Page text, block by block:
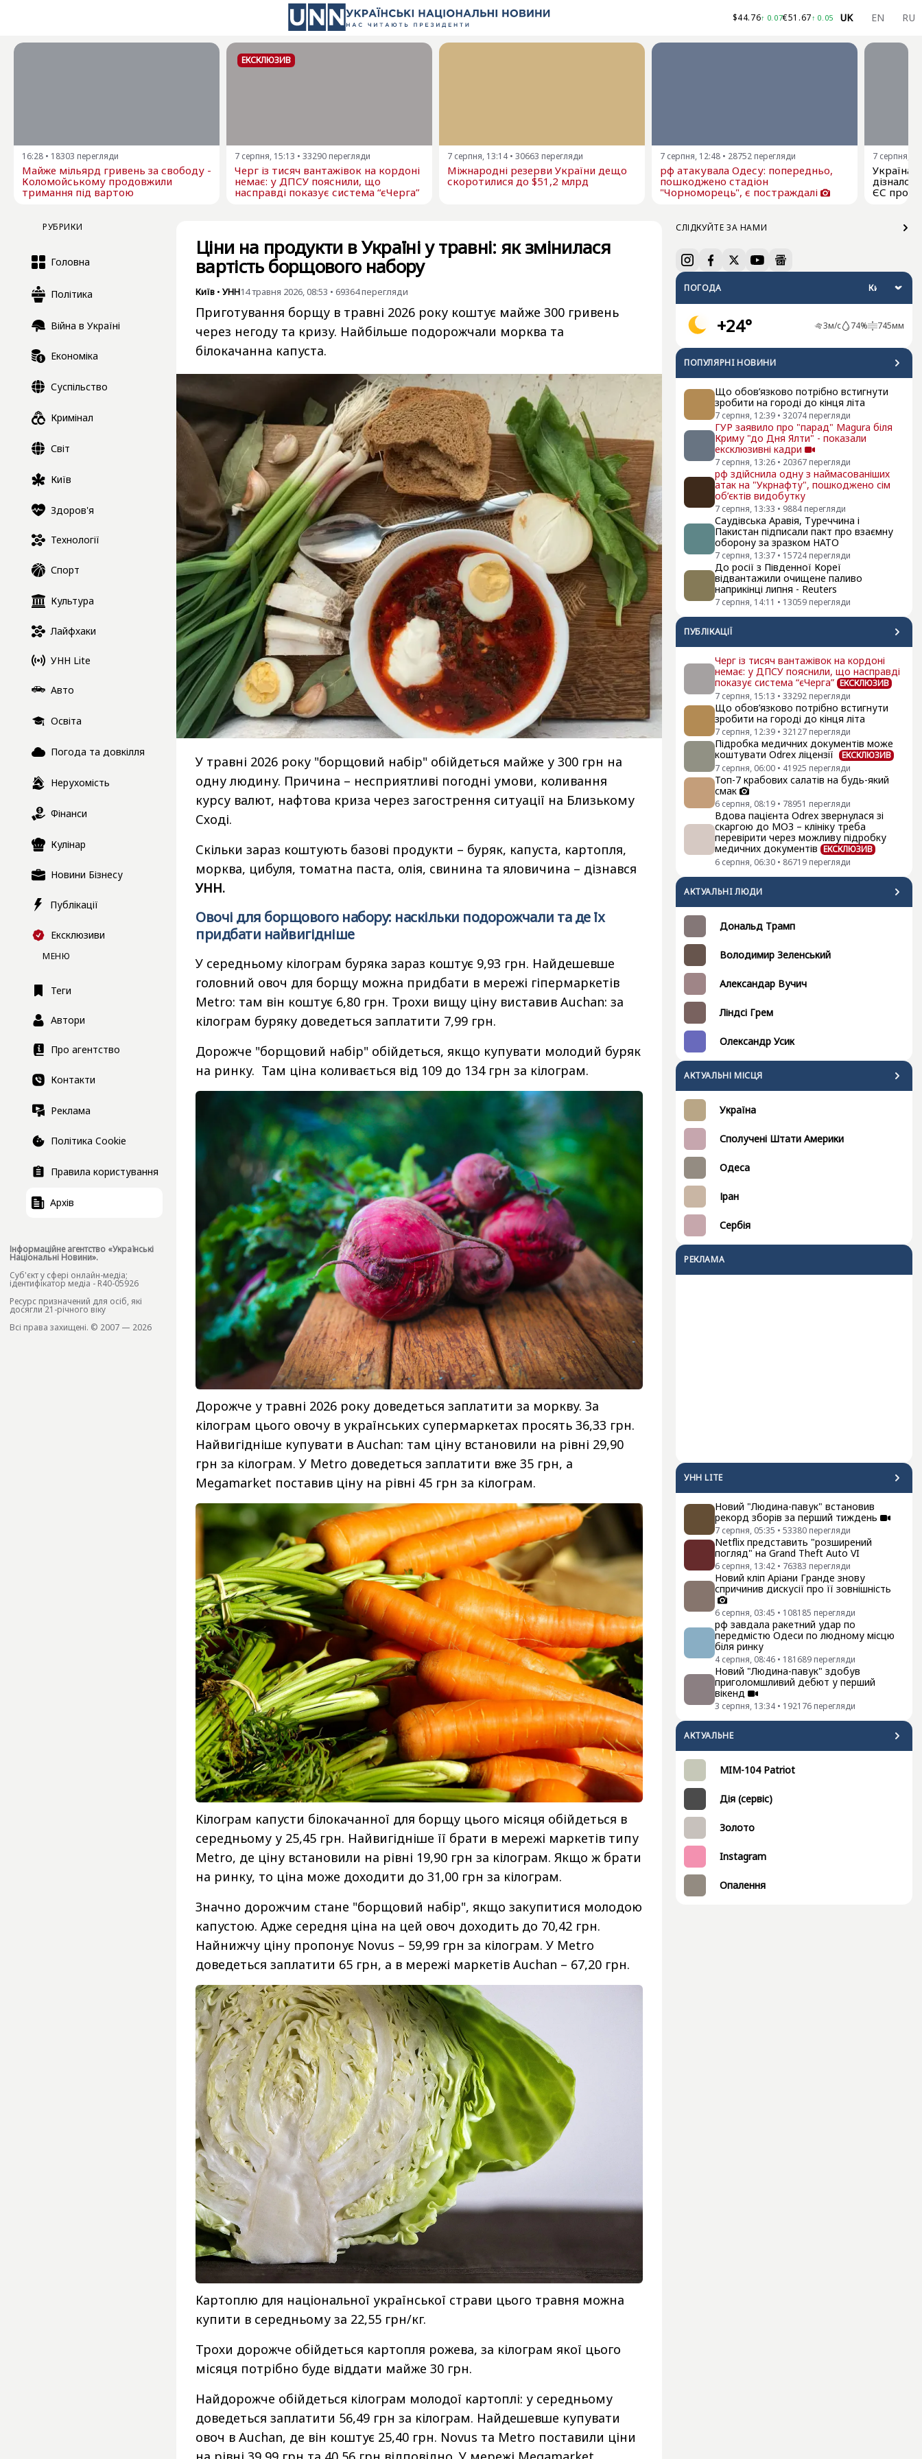
$44.76↑ 0.07€51.67↑ 0.05 UK EN RU
16:28 • 18303 перегляди
Майже мільярд гривень за свободу -
Коломойському продовжили
тримання під вартою
ЕКСКЛЮЗИВ
7 серпня, 15:13 • 33290 перегляди
Черг із тисяч вантажівок на кордоні
немає: у ДПСУ пояснили, що
насправді показує система “єЧерга”
7 серпня, 13:14 • 30663 перегляди
Міжнародні резерви України дещо
скоротилися до $51,2 млрд
7 серпня, 12:48 • 28752 перегляди
рф атакувала Одесу: попередньо,
пошкоджено стадіон
"Чорноморець", є постраждалі
7 серпня,
Україна
ЄС про
РУБРИКИ
Головна
Політика
Війна в Україні
Економіка
Суспільство
Кримінал
Світ
Київ
Здоров'я
Технології
Спорт
Культура
Лайфхаки
УНН Lite
Авто
Освіта
Погода та довкілля
Нерухомість
Фінанси
Кулінар
Новини Бізнесу
Публікації
Ексклюзиви
МЕНЮ
Теги
Автори
Про агентство
Контакти
Реклама
Політика Cookie
Правила користування
Архів
Інформаційне агентство «Українські
Національні Новини».
Cуб'єкт у сфері онлайн-медіа;
ідентифікатор медіа - R40-05926
Ресурс призначений для осіб, які
досягли 21-річного віку
Всі права захищені. © 2007 — 2026
СЛІДКУЙТЕ ЗА НАМИ
ПОГОДА
+24° 3м/с 74% 745мм
ПОПУЛЯРНI НОВИНИ
Що обов’язково потрібно встигнути
зробити на городі до кінця літа
7 серпня, 12:39 • 32074 перегляди
ГУР заявило про "парад" Magura біля
Криму "до Дня Ялти" - показали
ексклюзивні кадри
7 серпня, 13:26 • 20367 перегляди
рф здійснила одну з наймасованіших
атак на "Укрнафту", пошкоджено сім
об’єктів видобутку
7 серпня, 13:33 • 9884 перегляди
Саудівська Аравія, Туреччина і
Пакистан підписали пакт про взаємну
оборону за зразком НАТО
7 серпня, 13:37 • 15724 перегляди
До росії з Південної Кореї
відвантажили очищене паливо
наприкінці липня - Reuters
7 серпня, 14:11 • 13059 перегляди
ПУБЛІКАЦІЇ
Черг із тисяч вантажівок на кордоні
немає: у ДПСУ пояснили, що насправді
показує система “єЧерга” ЕКСКЛЮЗИВ
7 серпня, 15:13 • 33292 перегляди
Що обов’язково потрібно встигнути
зробити на городі до кінця літа
7 серпня, 12:39 • 32127 перегляди
Підробка медичних документів може
коштувати Odrex ліцензії
ЕКСКЛЮЗИВ
7 серпня, 06:00 • 41925 перегляди
Топ-7 крабових салатів на будь-який
смак
6 серпня, 08:19 • 78951 перегляди
Вдова пацієнта Odrex звернулася зі
скаргою до МОЗ – клініку треба
перевірити через можливу підробку
медичних документів ЕКСКЛЮЗИВ
6 серпня, 06:30 • 86719 перегляди
АКТУАЛЬНI ЛЮДИ
Дональд Трамп
Володимир Зеленський
Александар Вучич
Ліндсі Грем
Олександр Усик
АКТУАЛЬНІ МІСЦЯ
Україна
Сполучені Штати Америки
Одеса
Іран
Сербія
РЕКЛАМА
УНН LITE
Новий "Людина-павук" встановив
рекорд зборів за перший тиждень
7 серпня, 05:35 • 53380 перегляди
Netflix представить "розширений
погляд" на Grand Theft Auto VI
6 серпня, 13:42 • 76383 перегляди
Новий кліп Аріани Гранде знову
спричинив дискусії про її зовнішність
6 серпня, 03:45 • 108185 перегляди
рф завдала ракетний удар по
передмістю Одеси по людному місцю
біля ринку
4 серпня, 08:46 • 181689 перегляди
Новий "Людина-павук" здобув
приголомшливий дебют у перший
вікенд
3 серпня, 13:34 • 192176 перегляди
АКТУАЛЬНЕ
MIM-104 Patriot
Дія (сервіс)
Золото
Instagram
Опалення
Ціни на продукти в Україні у травні: як змінилася
вартість борщового набору
Київ • УНН14 травня 2026, 08:53 • 69364перегляди
Приготування борщу в травні 2026 року коштує майже 300 гривень
через негоду та кризу. Найбільше подорожчали морква та
білокачанна капуста.
У травні 2026 року "борщовий набір" обійдеться майже у 300 грн на
одну людину. Причина – несприятливі погодні умови, коливання
курсу валют, нафтова криза через загострення ситуації на Близькому
Сході.
Скільки зараз коштують базові продукти – буряк, капуста, картопля,
морква, цибуля, томатна паста, олія, свинина та яловичина – дізнався
УНН.
Овочі для борщового набору: наскільки подорожчали та де їх
придбати найвигідніше
У середньому кілограм буряка зараз коштує 9,93 грн. Найдешевше
головний овоч для борщу можна придбати в мережі гіпермаркетів
Metro: там він коштує 6,80 грн. Трохи вищу ціну виставив Auchan: за
кілограм буряку доведеться заплатити 7,99 грн.
Дорожче "борщовий набір" обійдеться, якщо купувати молодий буряк
на ринку. Там ціна коливається від 109 до 134 грн за кілограм.
Дорожче у травні 2026 року доведеться заплатити за моркву. За
кілограм цього овочу в українських супермаркетах просять 36,33 грн.
Найвигідніше купувати в Auchan: там ціну встановили на рівні 29,90
грн за кілограм. У Metro доведеться заплатити вже 35 грн, а
Megamarket поставив ціну на рівні 45 грн за кілограм.
Кілограм капусти білокачанної для борщу цього місяця обійдеться в
середньому у 25,45 грн. Найвигідніше її брати в мережі маркетів типу
Metro, де ціну встановили на рівні 19,90 грн за кілограм. Якщо ж брати
на ринку, то ціна може доходити до 31,00 грн за кілограм.
Значно дорожчим стане "борщовий набір", якщо закупитися молодою
капустою. Адже середня ціна на цей овоч доходить до 70,42 грн.
Найнижчу ціну пропонує Novus – 59,99 грн за кілограм. У Metro
доведеться заплатити 65 грн, а в мережі маркетів Auchan – 67,20 грн.
Картоплю для національної української страви цього травня можна
купити в середньому за 22,55 грн/кг.
Трохи дорожче обійдеться картопля рожева, за кілограм якої цього
місяця потрібно буде віддати майже 30 грн.
Найдорожче обійдеться кілограм молодої картоплі: у середньому
доведеться заплатити 56,49 грн за кілограм. Найдешевше купувати
овоч в Auchan, де він коштує 25,40 грн. Novus та Metro поставили ціни